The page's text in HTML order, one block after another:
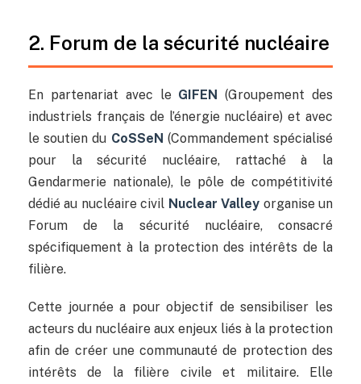
2. Forum de la sécurité nucléaire
En partenariat avec le GIFEN
(Groupement des
industriels français de l’énergie nucléaire) et avec
le soutien du CoSSeN (Commandement spécialisé
pour la sécurité nucléaire, rattaché à la
Gendarmerie nationale), le pôle de compétitivité
dédié au nucléaire civil Nuclear Valley organise un
Forum de la sécurité nucléaire, consacré
spécifiquement à la protection des intérêts de la
filière.
Cette journée a pour objectif de sensibiliser les
acteurs du nucléaire aux enjeux liés à la protection
afin de créer une communauté de protection des
intérêts de la filière civile et militaire. Elle